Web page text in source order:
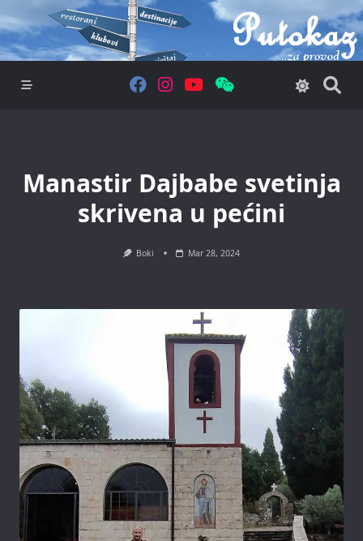
to
content
Manastir Dajbabe svetinja
skrivena u pećini
Boki Mar 28, 2024